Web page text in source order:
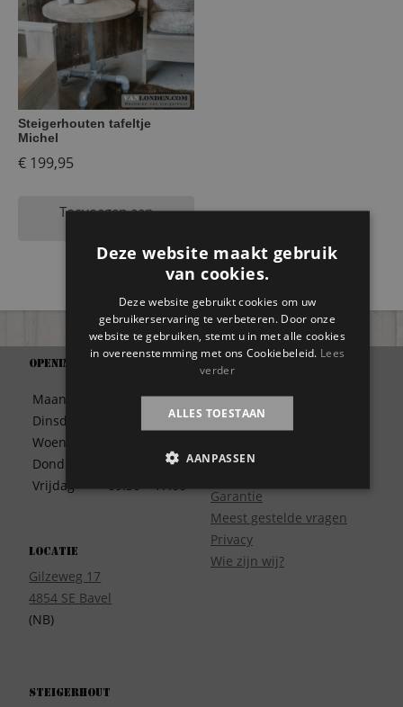
Steigerhouten tafeltje
Michel
€ 199,95
Toevoegen aan
Openingstijden
Maandag
Dinsdag
Woensdag
Donderdag
Vrijdag
09:30 – 17:00
09:30 – 17:00
09:30 – 17:00
Locatie
Gilzeweg 17
4854 SE Bavel
(NB)
Support
Betaalwijze
Bezorgen
Contact
Garantie
Meest gestelde vragen
Privacy
Wie zijn wij?
Steigerhout
Deze website maakt gebruik
van cookies.
Deze website gebruikt cookies om uw
gebruikerservaring te verbeteren. Door onze
website te gebruiken, stemt u in met alle cookies
in overeenstemming met ons Cookiebeleid. Lees
verder
ALLES TOESTAAN
AANPASSEN